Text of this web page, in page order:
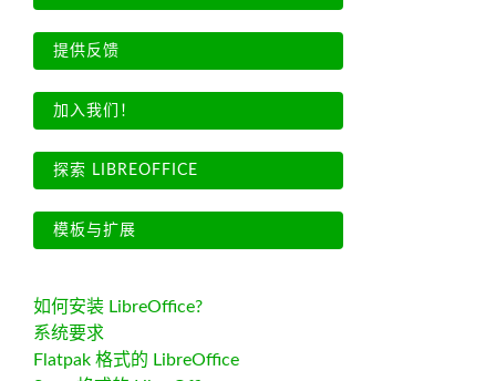
提供反馈
加入我们！
探索 LIBREOFFICE
模板与扩展
如何安装 LibreOffice?
系统要求
Flatpak 格式的 LibreOffice